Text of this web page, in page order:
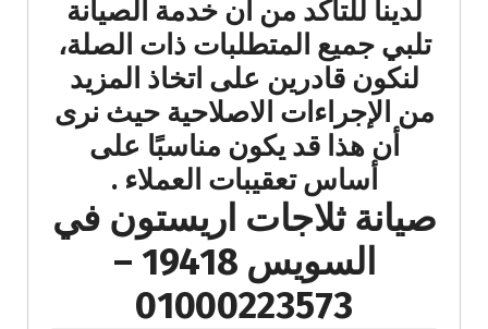
لدينا للتأكد من أن خدمة الصيانة
تلبي جميع المتطلبات ذات الصلة،
لنكون قادرين على اتخاذ المزيد
من الإجراءات الاصلاحية حيث نرى
أن هذا قد يكون مناسبًا على
أساس تعقيبات العملاء​ .
صيانة ثلاجات اريستون في
السويس 19418 –
01000223573